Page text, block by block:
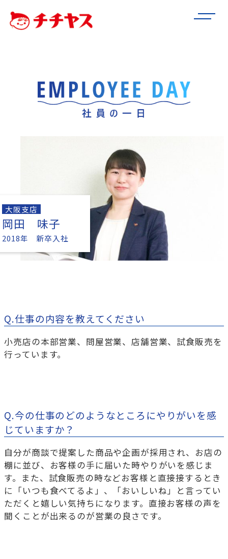
大阪支店
岡田 味子
2018年 新卒入社
Q.仕事の内容を教えてください
小売店の本部営業、問屋営業、店舗営業、試食販売を
行っています。
Q.今の仕事のどのようなところにやりがいを感
じていますか？
自分が商談で提案した商品や企画が採用され、お店の
棚に並び、お客様の手に届いた時やりがいを感じま
す。また、試食販売の時などお客様と直接接するとき
に「いつも食べてるよ」、「おいしいね」と言ってい
ただくと嬉しい気持ちになります。直接お客様の声を
聞くことが出来るのが営業の良さです。